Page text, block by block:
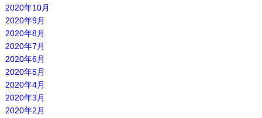
2020年10月
2020年9月
2020年8月
2020年7月
2020年6月
2020年5月
2020年4月
2020年3月
2020年2月